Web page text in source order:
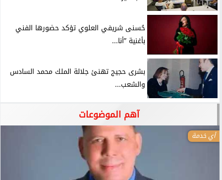
حُسنى شريفي العلوي تؤكد حضورها الفني
بأغنية ”أنا...
بشرى حجيج تهنئ جلالة الملك محمد السادس
والشعب...
آهم الموضوعات
أي خدمة